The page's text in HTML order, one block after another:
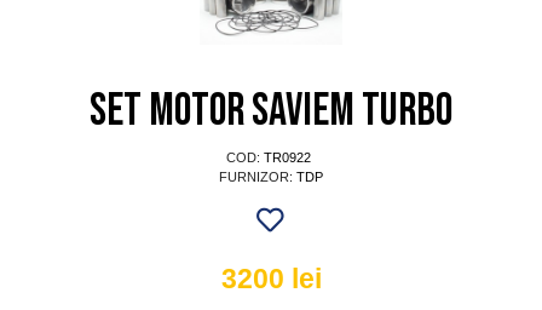
Set motor SAVIEM TURBO
COD: TR0922
FURNIZOR: TDP
3200 lei